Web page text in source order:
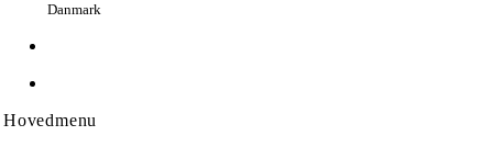
Danmark
Hovedmenu